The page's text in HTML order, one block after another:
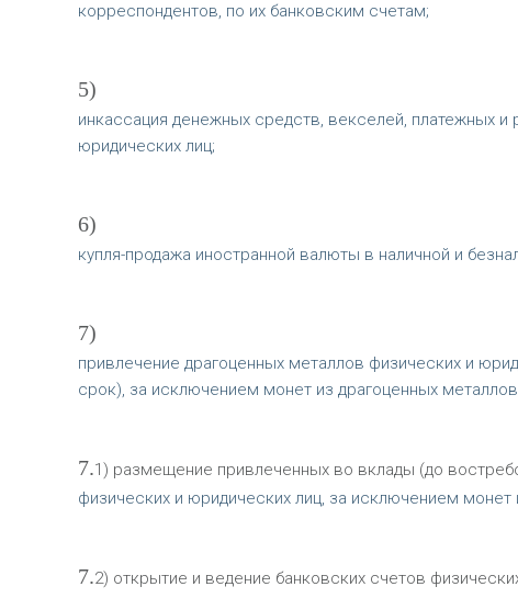
корреспондентов, по их банковским счетам;
5)
инкассация денежных средств, векселей, платежных
юридических лиц;
6)
купля-продажа иностранной валюты в наличной и
7)
привлечение драгоценных металлов физических и
срок), за исключением монет из драгоценных
7.1) размещение привлеченных во вклады (до
физических и юридических лиц, за исключением
7.2) открытие и ведение банковских счетов